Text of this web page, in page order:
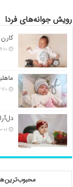
رویش جوانه‌های فردا